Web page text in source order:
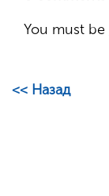
You must be
<< Назад